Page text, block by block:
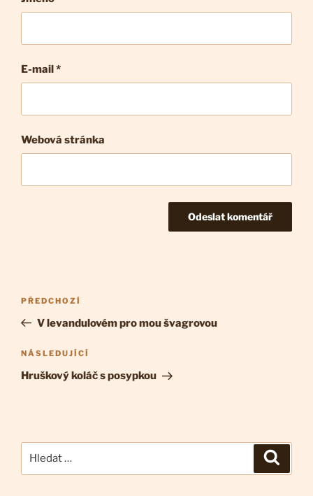
E-mail*
Webová stránka
Navigace
pro
příspěvek
Předchozí
příspěvek
PŘEDCHOZÍ
V levandulovém pro mou švagrovou
Následující
příspěvek
NÁSLEDUJÍCÍ
Hruškový koláč s posypkou